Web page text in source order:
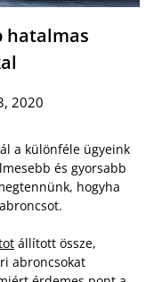
hatalmas
2020
a különféle ügyeink
és gyorsabb
hogyha
állított össze,
abroncsokat